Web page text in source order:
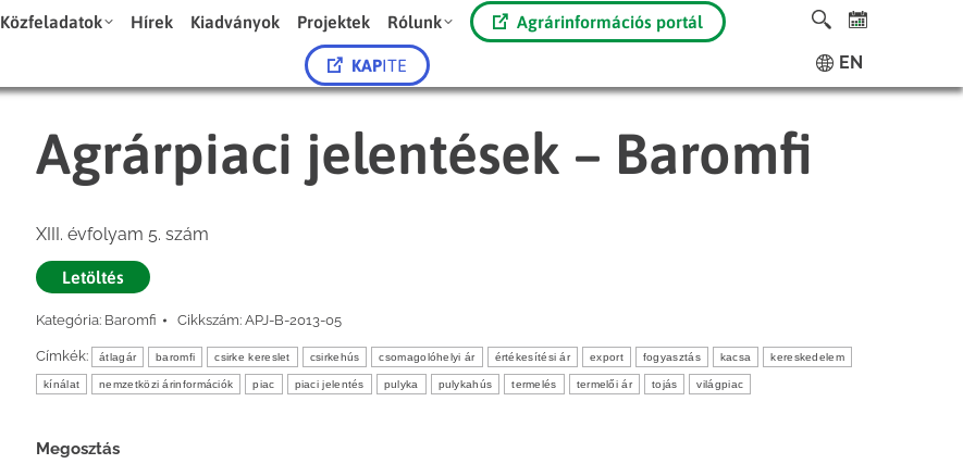
Közfeladatok Hírek Kiadványok Projektek Rólunk Agrárinformációs portál
KAPITE EN
Agrárpiaci jelentések – Baromfi
XIII. évfolyam 5. szám
Letöltés
Kategória: Baromfi Cikkszám: APJ-B-2013-05
Címkék: átlagár baromfi csirke kereslet csirkehús csomagolóhelyi ár értékesítési ár export fogyasztás kacsa kereskedelem
kínálat nemzetközi árinformációk piac piaci jelentés pulyka pulykahús termelés termelői ár tojás világpiac
Megosztás